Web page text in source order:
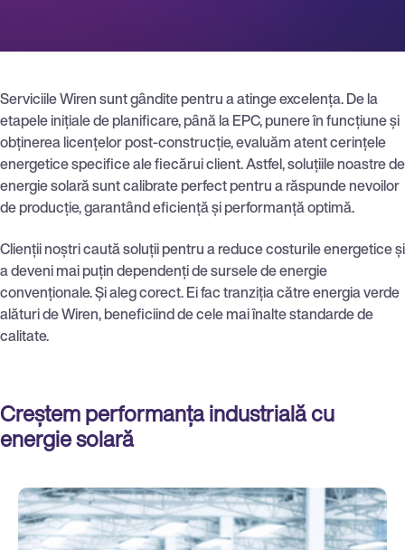
Serviciile Wiren sunt gândite pentru a atinge excelența. De la
etapele inițiale de planificare, până la EPC, punere în funcțiune și
obținerea licențelor post-construcție, evaluăm atent cerințele
energetice specifice ale fiecărui client. Astfel, soluțiile noastre de
energie solară sunt calibrate perfect pentru a răspunde nevoilor
de producție, garantând eficiență și performanță optimă.
Clienții noștri caută soluții pentru a reduce costurile energetice și
a deveni mai puțin dependenți de sursele de energie
convenționale. Și aleg corect. Ei fac tranziția către energia verde
alături de Wiren, beneficiind de cele mai înalte standarde de
calitate.
Creștem performanța industrială cu
energie solară